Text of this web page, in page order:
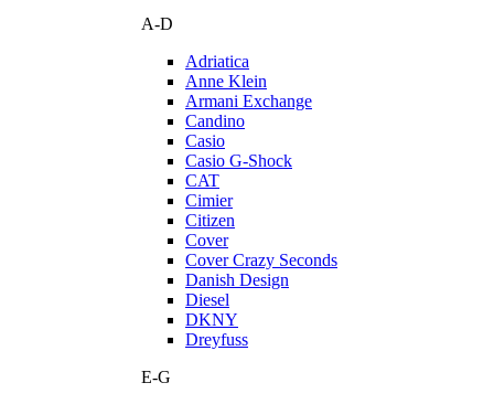
A-D
Adriatica
Anne Klein
Armani Exchange
Candino
Casio
Casio G-Shock
CAT
Cimier
Citizen
Cover
Cover Crazy Seconds
Danish Design
Diesel
DKNY
Dreyfuss
E-G